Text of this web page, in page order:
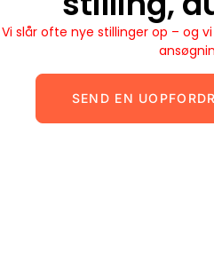
Vi slår ofte nye stillinger op – og
SEND EN